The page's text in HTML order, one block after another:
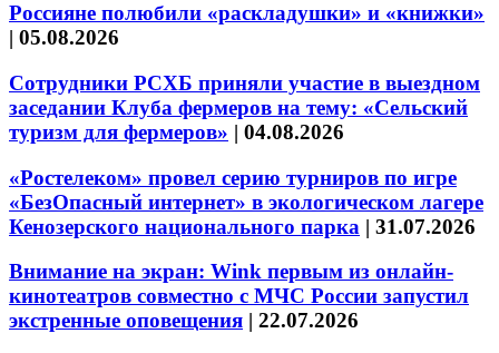
Россияне полюбили «раскладушки» и «книжки»
| 05.08.2026
Сотрудники РСХБ приняли участие в выездном
заседании Клуба фермеров на тему: «Сельский
туризм для фермеров» | 04.08.2026
«Ростелеком» провел серию турниров по игре
«БезОпасный интернет» в экологическом лагере
Кенозерского национального парка | 31.07.2026
Внимание на экран: Wink первым из онлайн-
кинотеатров совместно с МЧС России запустил
экстренные оповещения | 22.07.2026